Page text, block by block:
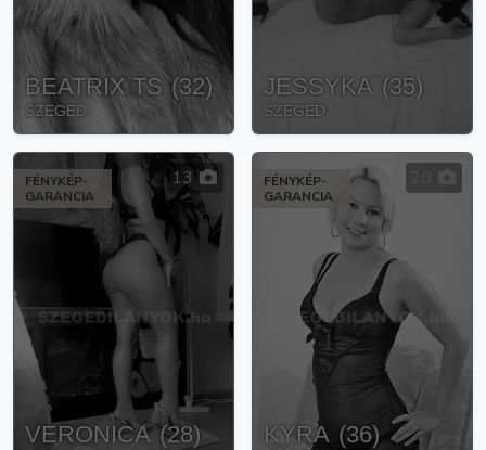
BEATRIX TS (32)
SZEGED
JESSYKA (35)
SZEGED
FÉNYKÉP-
GARANCIA
13
VERONICA (28)
FÉNYKÉP-
GARANCIA
KYRA (36)